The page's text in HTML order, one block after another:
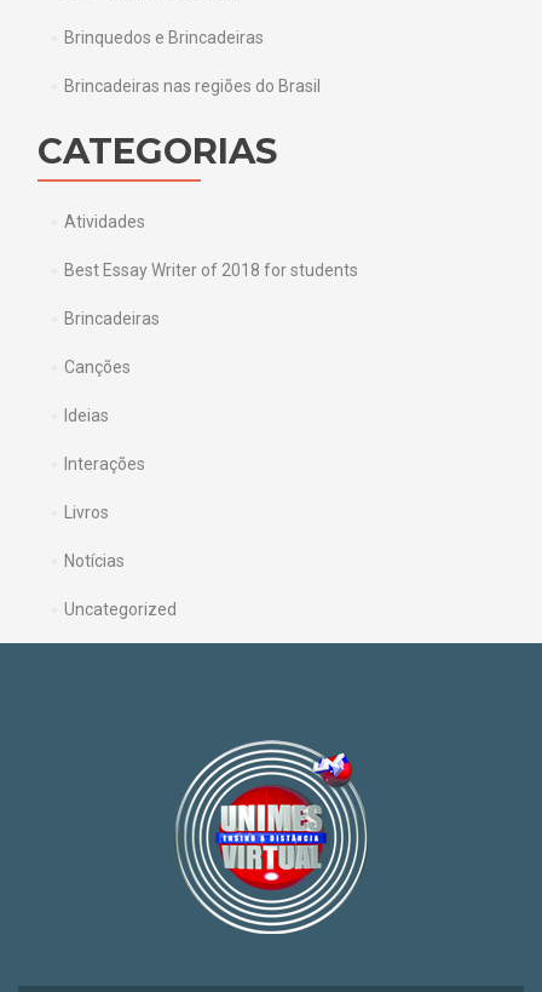
Brinquedos e Brincadeiras
Brincadeiras nas regiões do Brasil
CATEGORIAS
Atividades
Best Essay Writer of 2018 for students
Brincadeiras
Canções
Ideias
Interações
Livros
Notícias
Uncategorized